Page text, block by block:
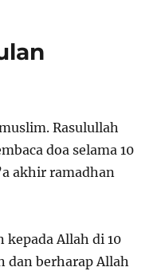
Rasulullah
doa selama 10
akhir ramadhan
kepada Allah di 10
dan berharap Allah